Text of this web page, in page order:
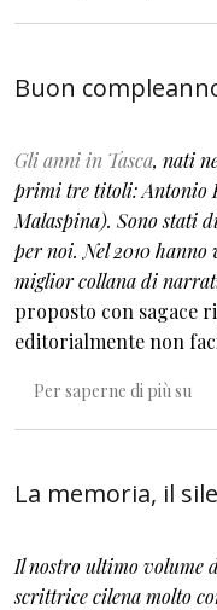
Buon
Gli anni in Tasca, nati
primi tre titoli: Antonio
Malaspina). Sono stati
per noi. Nel 2010
miglior collana di
proposto con sagace
editorialmente non
Per saperne di più su
La memoria, il
Il nostro ultimo volume
scrittrice cilena molto